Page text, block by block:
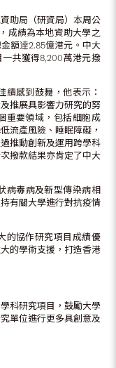
助局（研資局）本周公
成績為本地資助大學之
額逹2.85億港元。中大
一共獲得8,200萬港元撥
績感到鼓舞，他表示：
推展具影響力研究的努
重要領域，包括細胞成
流產風險、睡眠障礙，
推動創新及運用跨學科
撥款結果亦肯定了中大
病毒病及新型傳染病相
有關大學進行對抗疫情
的協作研究項目成績優
的學術支援，打造香港
科研究項目，鼓勵大學
單位進行更多具創意及